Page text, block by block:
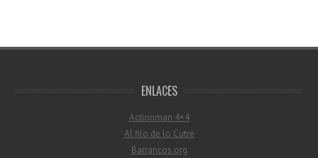
ENLACES
Actionman 4×4
Al filo de lo Cutre
Barrancos.org